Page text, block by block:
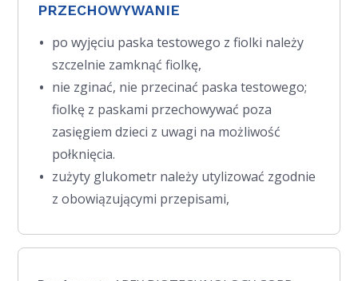
PRZECHOWYWANIE
po wyjęciu paska testowego z fiolki należy
szczelnie zamknąć fiolkę,
nie zginać, nie przecinać paska testowego;
fiolkę z paskami przechowywać poza
zasięgiem dzieci z uwagi na możliwość
połknięcia.
zużyty glukometr należy utylizować zgodnie
z obowiązującymi przepisami,